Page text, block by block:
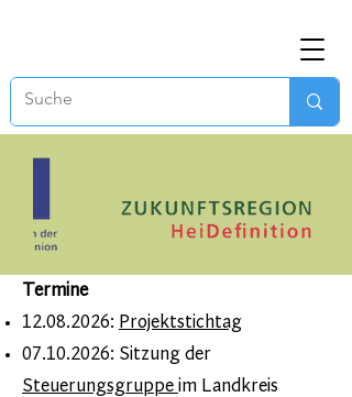
Termine
12.08.2026: Projektstichtag
07.10.2026: Sitzung der
Steuerungsgruppe im Landkreis